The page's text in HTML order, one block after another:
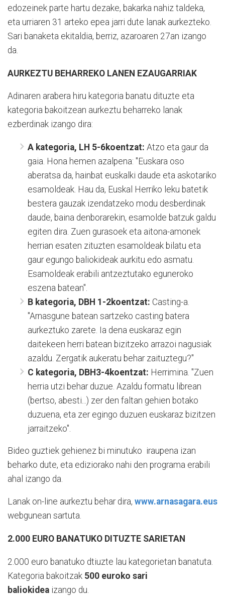
edozeinek parte hartu dezake, bakarka nahiz taldeka,
eta urriaren 31 arteko epea jarri dute lanak aurkezteko.
Sari banaketa ekitaldia, berriz, azaroaren 27an izango
da.
AURKEZTU BEHARREKO LANEN EZAUGARRIAK
Adinaren arabera hiru kategoria banatu dituzte eta
kategoria bakoitzean aurkeztu beharreko lanak
ezberdinak izango dira:
A kategoria, LH 5-6koentzat: Atzo eta gaur da
gaia. Hona hemen azalpena: "Euskara oso
aberatsa da, hainbat euskalki daude eta askotariko
esamoldeak. Hau da, Euskal Herriko leku batetik
bestera gauzak izendatzeko modu desberdinak
daude, baina denborarekin, esamolde batzuk galdu
egiten dira. Zuen gurasoek eta aitona-amonek
herrian esaten zituzten esamoldeak bilatu eta
gaur egungo baliokideak aurkitu edo asmatu.
Esamoldeak erabili antzeztutako eguneroko
eszena batean".
B kategoria, DBH 1-2koentzat: Casting-a.
"Arnasgune batean sartzeko casting batera
aurkeztuko zarete. Ia dena euskaraz egin
daitekeen herri batean bizitzeko arrazoi nagusiak
azaldu. Zergatik aukeratu behar zaituztegu?"
C kategoria, DBH3-4koentzat: Herrimina. "Zuen
herria utzi behar duzue. Azaldu formatu librean
(bertso, abesti...) zer den faltan gehien botako
duzuena, eta zer egingo duzuen euskaraz bizitzen
jarraitzeko".
Bideo guztiek gehienez bi minutuko iraupena izan
beharko dute, eta ediziorako nahi den programa erabili
ahal izango da.
Lanak on-line aurkeztu behar dira, www.arnasagara.eus
webgunean sartuta.
2.000 EURO BANATUKO DITUZTE SARIETAN
2.000 euro banatuko dtiuzte lau kategorietan banatuta.
Kategoria bakoitzak 500 euroko sari
baliokidea izango du.